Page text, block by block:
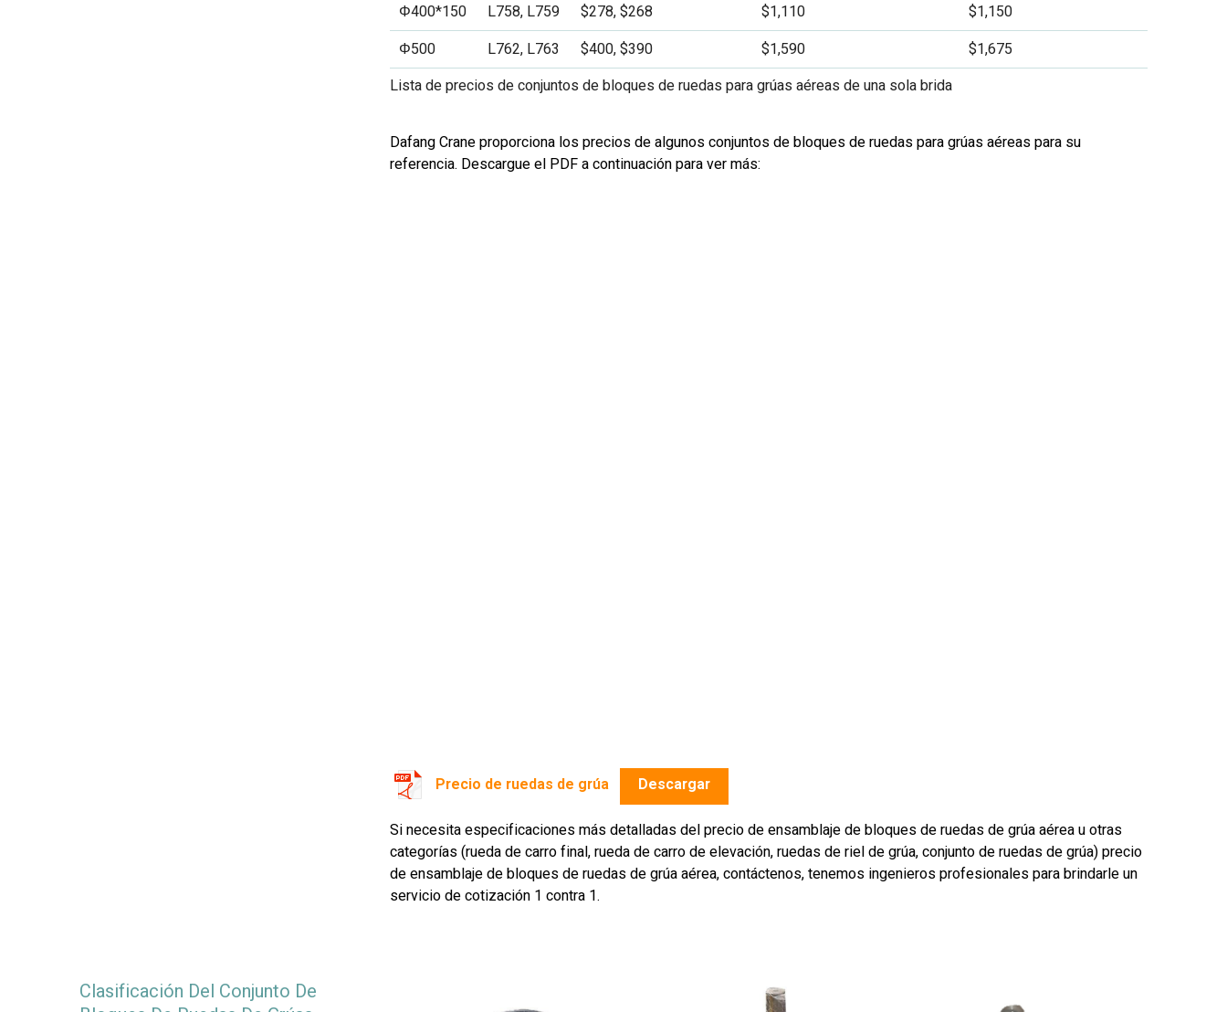
Φ400*150
L758, L759 $278, $268 $1,110
$1,150
Φ500
L762, L763 $400, $390 $1,590
$1,675
Lista de precios de conjuntos de bloques de ruedas para grúas aéreas de una sola brida
Dafang Crane proporciona los precios de algunos conjuntos de bloques de ruedas para grúas aéreas para su
referencia. Descargue el PDF a continuación para ver más:
Precio de ruedas de grúa Descargar
Si necesita especificaciones más detalladas del precio de ensamblaje de bloques de ruedas de grúa aérea u otras
categorías (rueda de carro final, rueda de carro de elevación, ruedas de riel de grúa, conjunto de ruedas de grúa) precio
de ensamblaje de bloques de ruedas de grúa aérea, contáctenos, tenemos ingenieros profesionales para brindarle un
servicio de cotización 1 contra 1.
Clasificación Del Conjunto De